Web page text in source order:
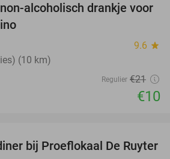
52%
alcoholisch drankje voor
9.6 star
(10 km)
Regulier €21
€10
33%
bij Proeflokaal De Ruyter